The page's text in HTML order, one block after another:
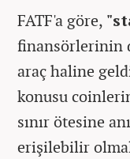
FATF'a göre,
finansörlerinin
araç haline
konusu
sınır ötesine
erişilebilir